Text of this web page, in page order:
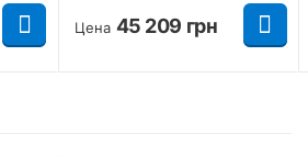
Цена 45 209 грн